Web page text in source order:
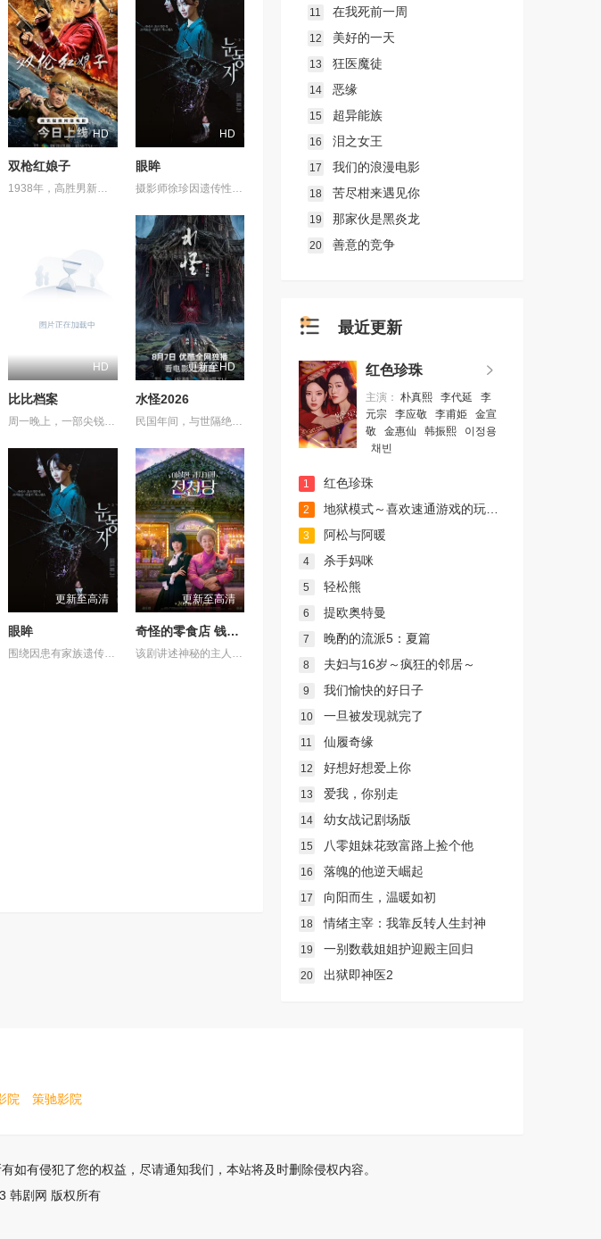
HD
双枪红娘子
1938年，高胜男新婚之日，丈夫被日军残害，父辈亦遭屠戮。她举枪聚义，屡袭敌寇威震四方，后得八路军指点决心投身革命。日军欲诱杀高胜男，她孤身赴战舍命换乡亲周全。千钧一发间，八路军突袭而至全歼敌寇，高胜男血染沙场，生死未卜……
HD
眼眸
摄影师徐珍因遗传性眼病，视力正在一天天衰退。双胞胎妹妹徐仁的离奇死亡，被警方定性为自杀，但她笃定其中另有隐情。不顾身边人的劝阻，徐珍顶着逐渐失明的身体状况，执意追查真相。随着调查深入，一股看不见的力量始终如影随形，不断扭曲她的感知，将她拖入恐惧与偏执的深渊。在彻底坠入黑暗之前，她必须揭开妹妹死亡背后的秘密。
HD
比比档案
周一晚上，一部尖锐批评以色列总理内塔尼亚胡(Benjamin Netanyahu)的纪录片在多伦多一所爆满的房子前首映，这是TIFF历史上最具爆炸性的纪录片之一，尽管内塔尼亚胡做了最后的努力加以阻止。 由亚历克斯·吉布尼(Alex Gibney)制作、亚历克西斯·布鲁姆(Alexis Bloom)执导的《比比档案》(Bibi Files)包含了内塔尼亚胡因腐败指控接受以色列警方审讯的从未公开的视频，这一调查导致内塔尼亚胡在2019年被起诉。在去年年底泄露给吉布尼的一段视频中，可以看到内塔尼亚胡与审讯人员发生争执，否认他不当接受了包括好莱坞制片人阿农·米尔坎和拉斯维加斯赌场大亨谢尔登·阿德尔森在内的富有支持者的昂贵礼物。警方讯问米尔坎、阿德尔森以及内塔尼亚胡的妻子萨拉和长子亚伊尔的视频也被泄露给吉布尼，并在纪录片中占据重要位置。 周一早些时候，耶路撒冷地方法院驳回了内塔尼亚胡将该片从TIFF放映名单上撤下的企图。总理在诉讼中称，在影片中出演的调查记者、纪录片制片人之一拉维夫·德鲁克(Raviv Drucker)泄露视频违反了以色列法律。但没有证据表明德鲁克是泄密的幕后主使，在首映后，吉布尼明确表示，他不会确定是谁给了他这些材料。在这一点上，他只会说，“一个线人来找我说，‘我有一些录像带’——你在这里看到的审讯视频——‘我想你会对它们感兴趣，也许你可以把它们拍成电影。’”这是在2023年末。我找到了。我看着他们，印象非常深刻。”他说，后来他找了布鲁姆来导演这部电影，布鲁姆曾与他合作过之前的项目。 在纪录片中看到的视频中，紧张的内塔尼亚胡僵硬地坐在桌子后面，面对着至少三名审讯者。当被问及他是否强迫朋友们用高级香槟和顶级雪茄(每盒1000美元)奖励他，以及他是否知道他的妻子收到了米尔坎送的价值4.2万美元的宝石手镯作为礼物时，他经常回答:“我不记得了”。(在影片后期，内塔尼亚胡的朋友谈到他对人名和细节的惊人记忆，含蓄地质疑他在审讯过程中的诚实程度)。 为了这部电影，布鲁姆采访了记者德鲁克，以及其他反对内塔尼亚胡右翼政治的以色列知名人士，还有总理的前家庭工作人员，甚至还有一位老朋友变成的批评者，他说内塔尼亚胡“左倾右倾”。这些观察人士不仅指责内塔尼亚胡严重腐败，还声称他对以色列司法进行了一项极具争议的改革，以逃避司法审判。这部电影表明，针对拟议的司法改革的大规模公众抗议分散了以色列的防御姿态，使该国容易受到哈马斯10月7日野蛮偷袭的攻击。 影片中的几位观察人士声称，内塔尼亚胡对哈马斯采取了“全面胜利”的政策，部分原因是为了安抚他的内阁中极右翼成员，他需要他们的支持才能保持执政联盟的团结。最令人震惊的是，这部纪录片显示，内塔尼亚胡玩忽地抛弃了仍被哈马斯扣押的人质，优先考虑继续袭击，而不是可能导致人质获释的停火谈判。“一场永远的战争符合他的利益，”一位评论家在影片中说——意思是，以色列处于战争状态的时间越长，内塔尼亚胡面临起诉的可能性就越小。另一位观察家评论道:“他想要不稳定。在某种程度上，他需要它。” 如果这幅画像还不够负面的话，布鲁姆告诉TIFF的观众，她从内塔尼亚胡的许多内部人士那里听到了私下谴责他的声音。 “我和内塔尼亚胡非常亲近的人谈过，包括他的前幕僚长，以色列情报机构的前负责人，所有这些身居高位的肌肉发达的人，他们私下和我谈了好几个小时，好几个小时，很多次……他们会说，‘他做的事太可怕了。他太不诚实了，’”布鲁姆回忆道。他说:“他们对内塔尼亚胡的不诚实有着强烈的感觉，以至于他们和我在耶路撒冷的大卫王酒店坐在一起，谈了三个小时，然后什么也没在公开场合说。我认为这是对责任的一种(贬损)。”导演的最后一句话赢得了观众的热烈掌声。 当影片的字幕滚动时，部分观众起立鼓掌(可能占观众总数的三分之一到二分之一)。许多观众似乎对影片对内塔尼亚胡的批评表示同情;一个人打断了问答环节，说:“拿着这部电影，把它空投到以色列上空。因为，否则，我担心人们无法在那里看到它。” 但其他人似乎对吉布尼在谈到内塔尼亚胡时说的话持不同意见。吉布尼说，“我从来没有在这个人身上看到过如此严重的道德腐败。”听了这话，听众中的一个人喊道:“顺便说一下，他还没有被判有罪。”内塔尼亚胡应该在明年接受腐败指控的审判，尽管影片指出，他的法律团队正试图推迟审判，因为总理正在打仗。“他还没有被判有罪，”那人重复道，“所以请准确无误地说。他还没有被判有罪。” 吉布尼绝不是一个畏畏缩缩的人，他反驳道:“我相信我说的是‘道德败坏’。’”TIFF首席纪录片制作人汤姆·鲍尔斯(Thom Powers)主持了问答环节，然后插嘴说:“如果我能要求影院保持秩序就好了。” 《比比档案》(标题指的是内塔尼亚胡的昵称“比比”)正在寻求发行。从技术上讲，它是一部正在进行中的作品，但在介绍这部电影时，鲍尔斯说，除了色彩校正和其他相对美观的后期制作之外，它已经完成了。布鲁姆一直在制作这部电影，直到最后一刻，他还加入了内塔尼亚胡最近在美国国会联席会议上讲话的摘录。她说，既然电影已经举行了全球首映，她将考虑可能的修改。 吉布尼说:“我想说的是，在巨大的压力和极高的速度下，亚历克西斯和他的团队非常迅速地完成了这部电影。”“有那么一刻，你想看这部电影，然后说，‘这能不能有点不同?会有一点不同吗?’但是这部电影是否会改变，或者如何改变，完全取决于亚历克西斯。” 吉布尼说，他希望《比比档案》在TIFF首映，这样潜在的买家就能在节日氛围中看到它。他表示，希望能在短期内将其捡起并及时释放。
更新至HD
水怪2026
更新至高清
眼眸
围绕因患有家族遗传病而导致视力逐渐丧失的摄影师瑞真展开。在面对跨越视力障碍、好不容易成为陶艺家却离奇身亡的双胞胎妹妹瑞音时，瑞真孤身一人踏上了挖掘死亡真相的道路，并在黑暗的边缘与隐藏的真相正面交锋。申敏儿在片中一人分饰两角。
更新至高清
奇怪的零食店 钱天堂
该剧讲述神秘的主人洪子卖能够实现人们愿望的神秘零食，以及人们来到那里展开一段魔法般的故事。
11 在我死前一周
12 美好的一天
13 狂医魔徒
14 恶缘
15 超异能族
16 泪之女王
17 我们的浪漫电影
18 苦尽柑来遇见你
19 那家伙是黑炎龙
20 善意的竞争
最近更新
红色珍珠
主演： 朴真熙 李代延
李
元宗
李应敬 李甫姫
金宣
敬
金惠仙 韩振熙
이정용
채빈
1 红色珍珠
2 地狱模式～喜欢速通游戏的玩家在废设定异世界无双～第二季
3 阿松与阿暖
4 杀手妈咪
5 轻松熊
6 提欧奥特曼
7 晚酌的流派5：夏篇
8 夫妇与16岁～疯狂的邻居～
9 我们愉快的好日子
10 一旦被发现就完了
11 仙履奇缘
12 好想好想爱上你
13 爱我，你别走
14 幼女战记剧场版
15 八零姐妹花致富路上捡个他
16 落魄的他逆天崛起
17 向阳而生，温暖如初
18 情绪主宰：我靠反转人生封神
19 一别数载姐姐护迎殿主回归
20 出狱即神医2
院 策驰影院
有侵犯了您的权益，尽请通知我们，本站将及时删除侵权内容。
韩剧网 版权所有